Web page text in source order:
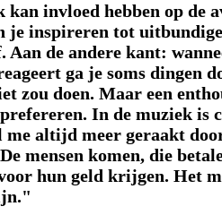
invloed hebben op de
je inspireren tot
Aan de andere kant:
ga je soms dingen
zou doen. Maar een
prefereren. In de muziek is
altijd meer geraakt
mensen komen, die
hun geld krijgen. Het